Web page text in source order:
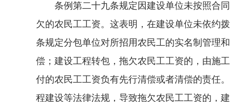
条例第二十九条规定因建设单位未按照合同
欠的农民工工资。这表明，在建设单位未依约
条规定分包单位对所招用农民工的实名制管理
偿；建设工程转包，拖欠农民工工资的，由施
付的农民工工资负有先行清偿或者清偿的责任
程建设等法律法规，导致拖欠农民工工资的，